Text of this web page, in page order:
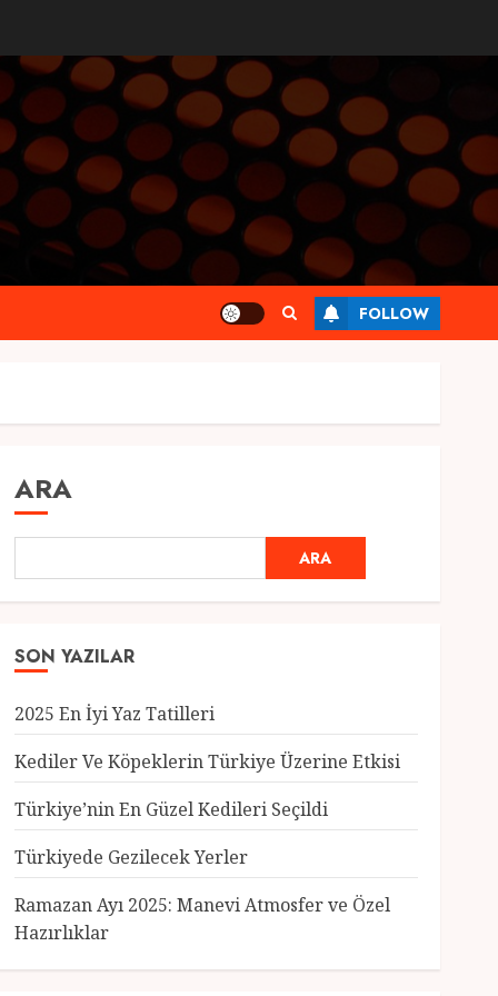
FOLLOW
ARA
ARA
SON YAZILAR
2025 En İyi Yaz Tatilleri
Kediler Ve Köpeklerin Türkiye Üzerine Etkisi
Türkiye’nin En Güzel Kedileri Seçildi
Türkiyede Gezilecek Yerler
Ramazan Ayı 2025: Manevi Atmosfer ve Özel
Hazırlıklar
3
Genel
Türkiye’nin En Güzel
Kedileri Seçildi